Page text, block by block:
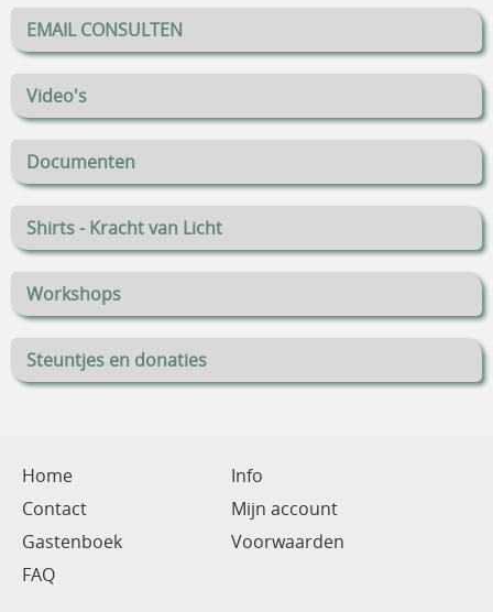
EMAIL CONSULTEN
Video's
Documenten
Shirts - Kracht van Licht
Workshops
Steuntjes en donaties
Home
Info
Contact
Mijn account
Gastenboek
Voorwaarden
FAQ